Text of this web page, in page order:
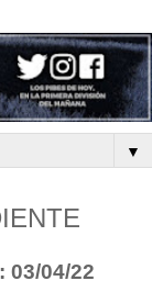
▼
03/04/22